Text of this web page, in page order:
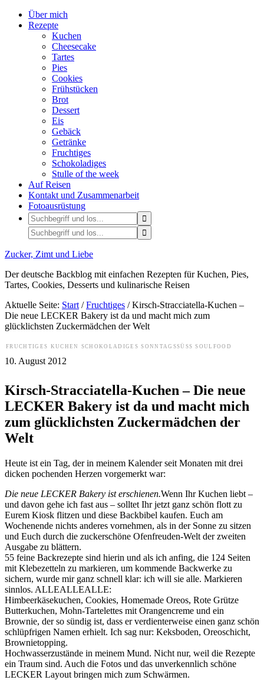
Über mich
Rezepte
Kuchen
Cheesecake
Tartes
Pies
Cookies
Frühstücken
Brot
Dessert
Eis
Gebäck
Getränke
Fruchtiges
Schokoladiges
Stulle of the week
Auf Reisen
Kontakt und Zusammenarbeit
Fotoausrüstung
Zucker, Zimt und Liebe
Der deutsche Backblog mit einfachen Rezepten für Kuchen, Pies,
Tartes, Cookies, Desserts und kulinarische Reisen
Aktuelle Seite: Start / Fruchtiges /Kirsch-Stracciatella-Kuchen –
Die neue LECKER Bakery ist da und macht mich zum
glücklichsten Zuckermädchen der Welt
FRUCHTIGES KUCHEN SCHOKOLADIGES SONNTAGSSÜSS SOULFOOD
10. August 2012
Kirsch-Stracciatella-Kuchen – Die neue
LECKER Bakery ist da und macht mich
zum glücklichsten Zuckermädchen der
Welt
Heute ist ein Tag, der in meinem Kalender seit Monaten mit drei
dicken pochenden Herzen vorgemerkt war:
Die neue LECKER Bakery ist erschienen.Wenn Ihr Kuchen liebt –
und davon gehe ich fast aus – solltet Ihr jetzt ganz schön flott zu
Eurem Kiosk flitzen und diese Backbibel kaufen. Euch am
Wochenende nichts anderes vornehmen, als in der Sonne zu sitzen
und Euch durch die zuckerschöne Ofenfreuden-Welt der zweiten
Ausgabe zu blättern.
55 feine Backrezepte sind hierin und als ich anfing, die 124 Seiten
mit Klebezetteln zu markieren, um kommende Backwerke zu
sichern, wurde mir ganz schnell klar: ich will sie alle. Markieren
sinnlos. ALLEALLEALLE:
Himbeerkäsekuchen, Cookies, Homemade Oreos, Rote Grütze
Butterkuchen, Mohn-Tartelettes mit Orangencreme und ein
Brownie, der so sündig ist, dass er verdienterweise einen ganz schön
schlüpfrigen Namen erhielt. Ich sag nur: Keksboden, Oreoschicht,
Brownietopping.
Hochwasserzustände in meinem Mund. Nicht nur, weil die Rezepte
ein Traum sind. Auch die Fotos und das unverkennlich schöne
LECKER Layout bringen mich zum Schwärmen.